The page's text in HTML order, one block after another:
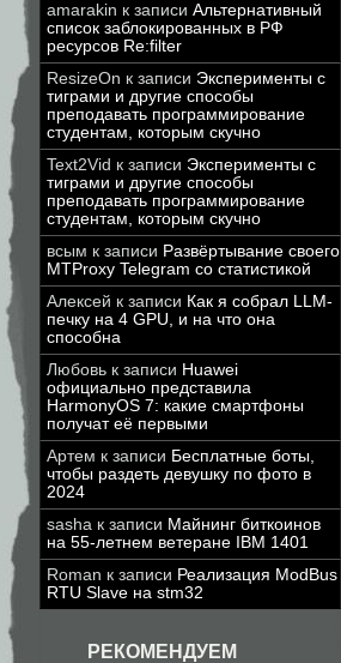
amarakin к записи Альтернативный
список заблокированных в РФ
ресурсов Re:filter
ResizeOn к записи Эксперименты с
тиграми и другие способы
преподавать программирование
студентам, которым скучно
Text2Vid к записи Эксперименты с
тиграми и другие способы
преподавать программирование
студентам, которым скучно
всым к записи Развёртывание своего
MTProxy Telegram со статистикой
Алексей к записи Как я собрал LLM-
печку на 4 GPU, и на что она
способна
Любовь к записи Huawei
официально представила
HarmonyOS 7: какие смартфоны
получат её первыми
Артем к записи Бесплатные боты,
чтобы раздеть девушку по фото в
2024
sasha к записи Майнинг биткоинов
на 55-летнем ветеране IBM 1401
Roman к записи Реализация ModBus
RTU Slave на stm32
РЕКОМЕНДУЕМ